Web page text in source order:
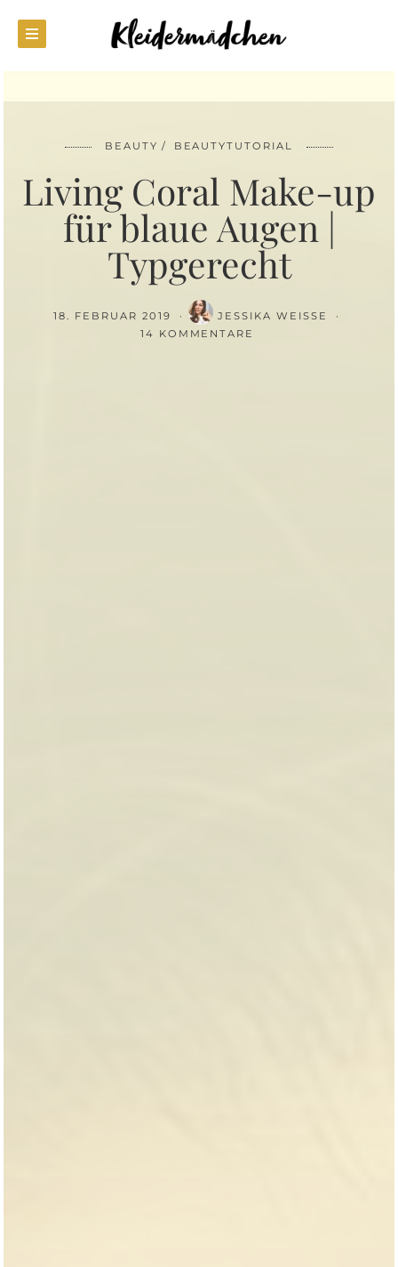
BEAUTY BEAUTYTUTORIAL
Living Coral Make-up
für blaue Augen |
Typgerecht
18. FEBRUAR 2019
JESSIKA WEISSE
14 KOMMENTARE